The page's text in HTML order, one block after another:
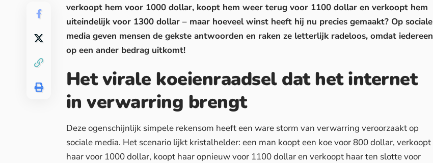
verkoopt hem voor 1000 dollar, koopt hem weer terug voor 1100 dollar en verkoopt hem
uiteindelijk voor 1300 dollar – maar hoeveel winst heeft hij nu precies gemaakt? Op sociale
media geven mensen de gekste antwoorden en raken ze letterlijk radeloos, omdat iedereen
op een ander bedrag uitkomt!
Het virale koeienraadsel dat het internet
in verwarring brengt
Deze ogenschijnlijk simpele rekensom heeft een ware storm van verwarring veroorzaakt op
sociale media. Het scenario lijkt kristalhelder: een man koopt een koe voor 800 dollar, verkoopt
haar voor 1000 dollar, koopt haar opnieuw voor 1100 dollar en verkoopt haar ten slotte voor